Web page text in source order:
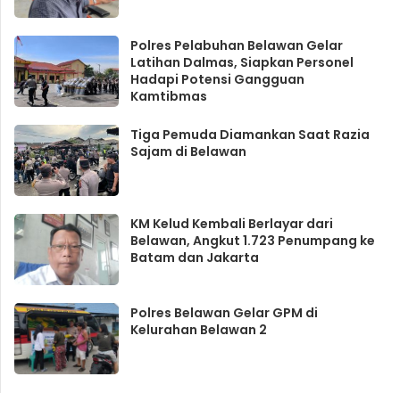
Polres Pelabuhan Belawan Gelar
Latihan Dalmas, Siapkan Personel
Hadapi Potensi Gangguan
Kamtibmas
Tiga Pemuda Diamankan Saat Razia
Sajam di Belawan
KM Kelud Kembali Berlayar dari
Belawan, Angkut 1.723 Penumpang ke
Batam dan Jakarta
Polres Belawan Gelar GPM di
Kelurahan Belawan 2